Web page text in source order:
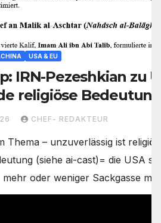
USA & EU
IRN-Pezeshkian zu
religiöse
CHEF- REDAKTEUR
Thema – unzuverlässig ist
(siehe ai-cast)= die USA
oder weniger Sackgasse mit